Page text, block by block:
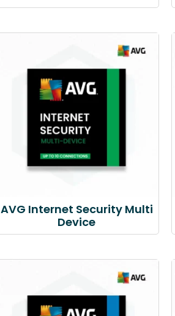
AVG Internet Security Multi
Device